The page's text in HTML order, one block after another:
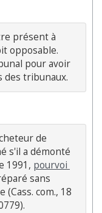
présent à
opposable.
pour avoir
des tribunaux.
de
s'il a démonté
1991, pourvoi
sans
com., 18